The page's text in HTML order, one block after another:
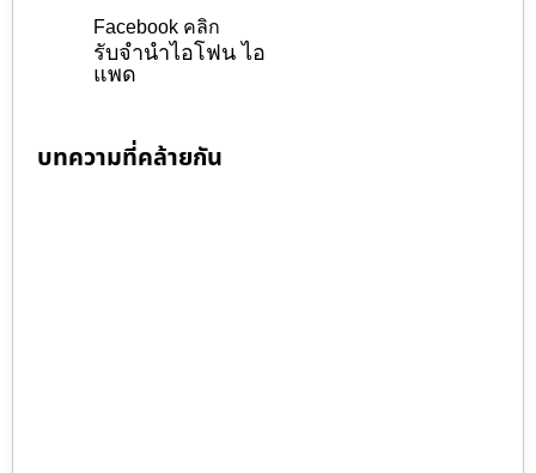
Facebook คลิก
รับจำนำไอโฟน ไอ
แพด
บทความที่คล้ายกัน